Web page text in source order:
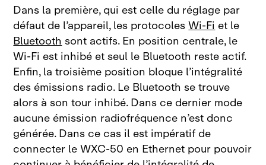
Dans la première, qui est celle du réglage par
défaut de l’appareil, les protocolesWi‑Fiet le
Bluetoothsont actifs. En position centrale, le
Wi‑Fi est inhibé et seul le Bluetooth reste actif.
Enfin, la troisième position bloque l’intégralité
des émissions radio. Le Bluetooth se trouve
alors à son tour inhibé. Dans ce dernier mode
aucune émission radiofréquence n’est donc
générée. Dans ce cas il est impératif de
connecter leWXC‑50 en Ethernet pour pouvoir